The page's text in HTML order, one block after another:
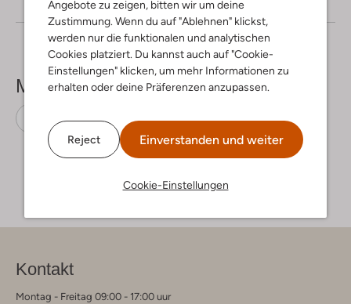
Angebote zu zeigen, bitten wir um deine
Zustimmung. Wenn du auf "Ablehnen" klickst,
werden nur die funktionalen und analytischen
Cookies platziert. Du kannst auch auf "Cookie-
Einstellungen" klicken, um mehr Informationen zu
erhalten oder deine Präferenzen anzupassen.
Reject Einverstanden und weiter
Cookie-Einstellungen
Mehr sehen
Sneaker Low Shabbies Wildleder
Kontakt
Montag - Freitag 09:00 - 17:00 uur